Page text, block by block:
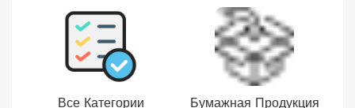
Все Категории
Бумажная Продукция